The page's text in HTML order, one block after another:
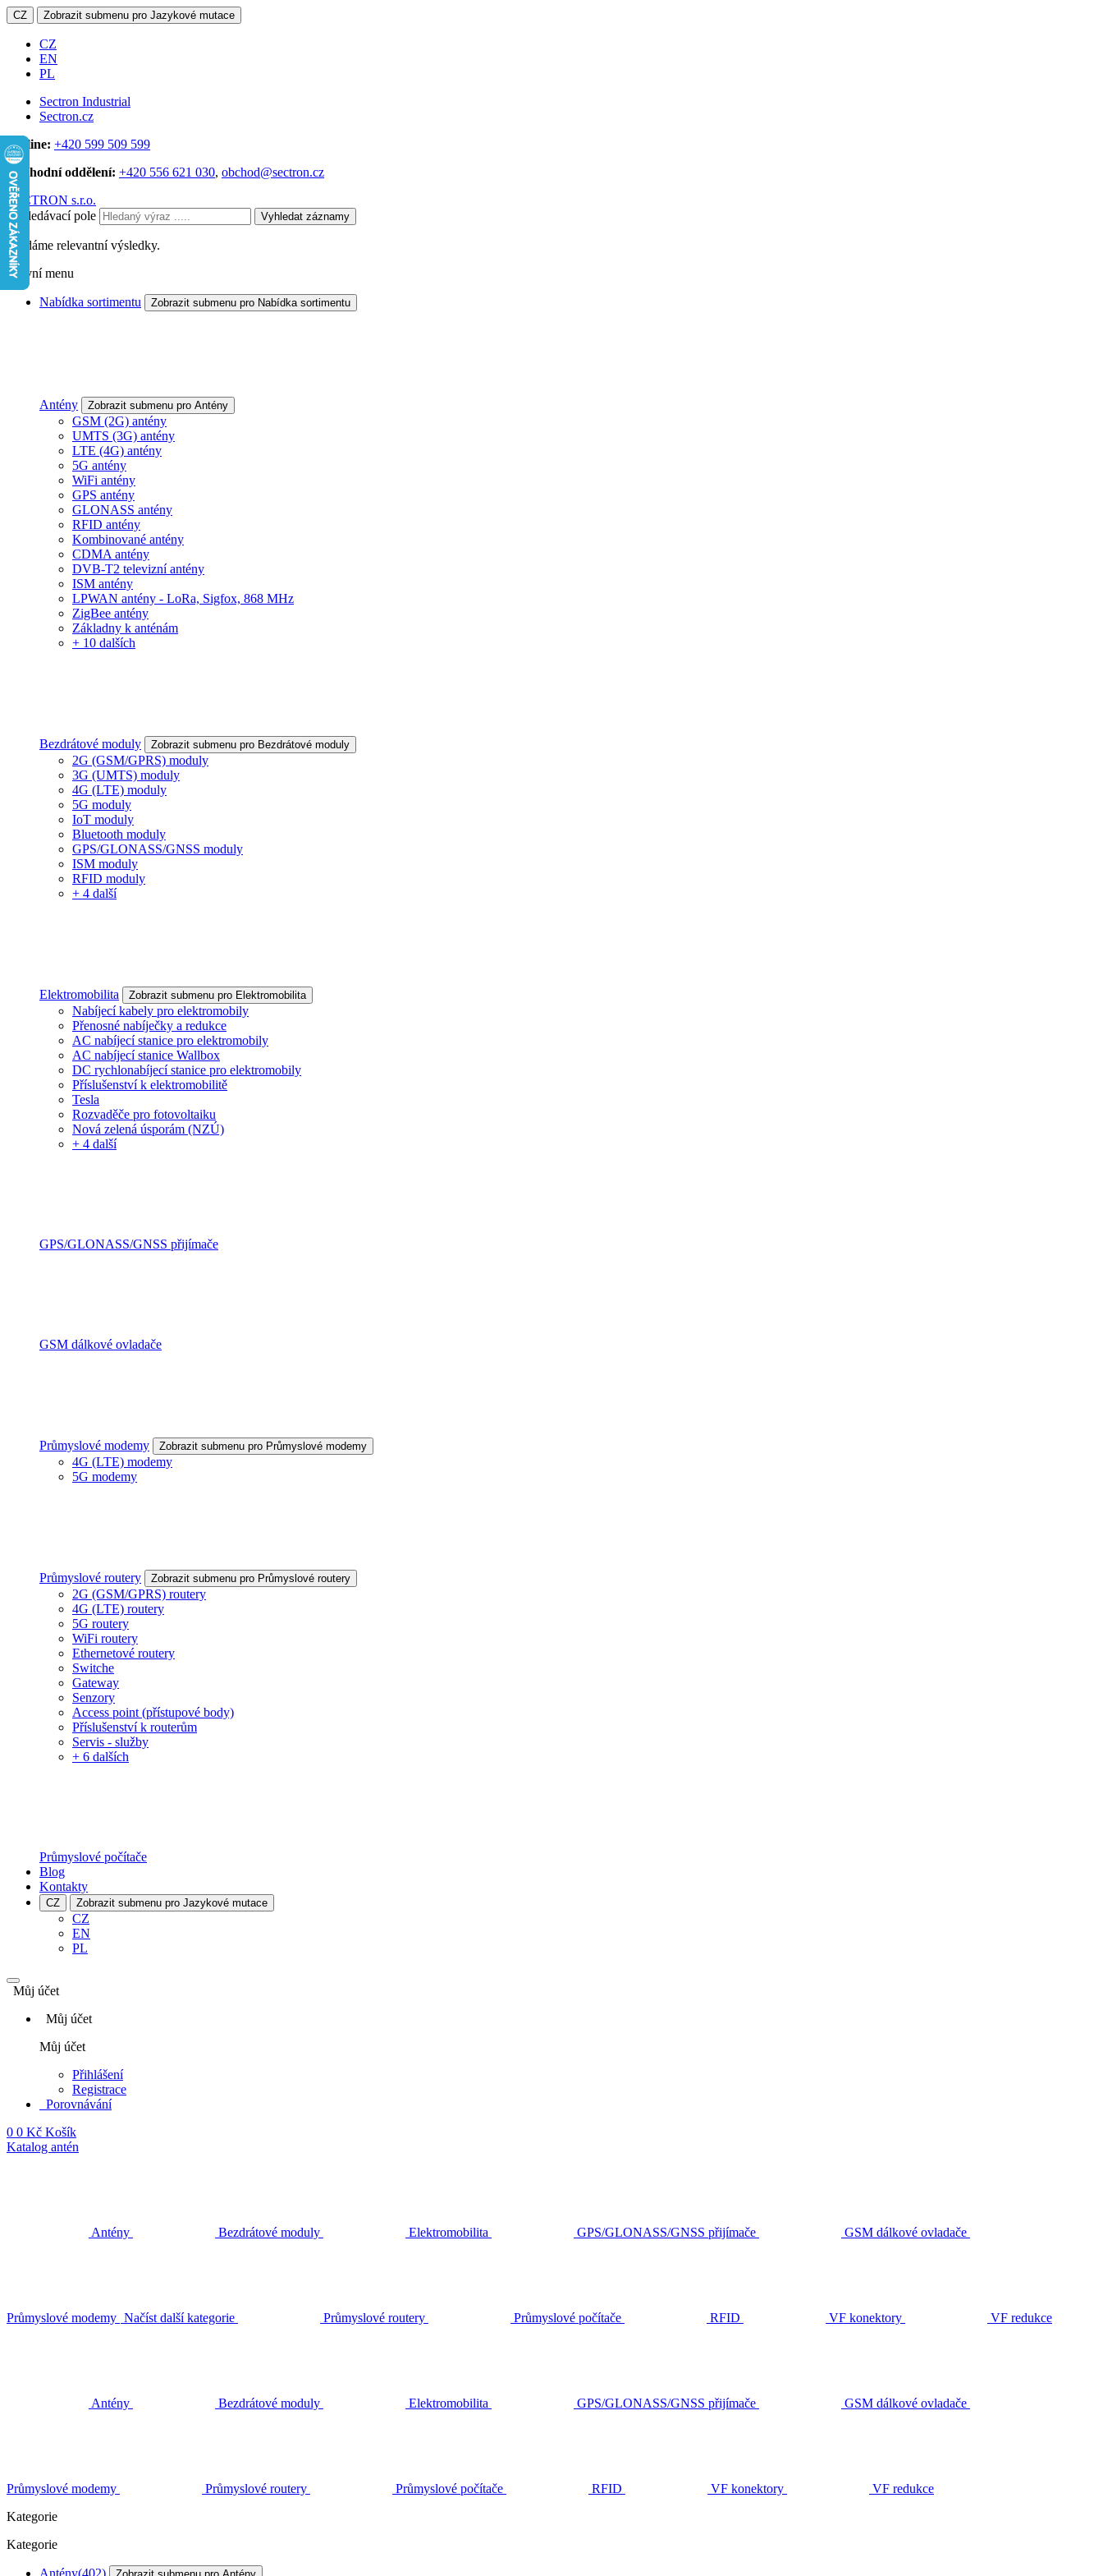
CZ Zobrazit submenu pro Jazykové mutace
CZ
EN
PL
Sectron Industrial
Sectron.cz
Hotline: +420 599 509 599
Obchodní oddělení: +420 556 621 030, obchod@sectron.cz
SECTRON s.r.o.
Vyhledávací pole
Vyhledat záznamy
Hledáme relevantní výsledky.
Hlavní menu
Nabídka sortimentu Zobrazit submenu pro Nabídka sortimentu
Antény Zobrazit submenu pro Antény
GSM (2G) antény
UMTS (3G) antény
LTE (4G) antény
5G antény
WiFi antény
GPS antény
GLONASS antény
RFID antény
Kombinované antény
CDMA antény
DVB-T2 televizní antény
ISM antény
LPWAN antény - LoRa, Sigfox, 868 MHz
ZigBee antény
Základny k anténám
+ 10 dalších
Bezdrátové moduly Zobrazit submenu pro Bezdrátové moduly
2G (GSM/GPRS) moduly
3G (UMTS) moduly
4G (LTE) moduly
5G moduly
IoT moduly
Bluetooth moduly
GPS/GLONASS/GNSS moduly
ISM moduly
RFID moduly
+ 4 další
Elektromobilita Zobrazit submenu pro Elektromobilita
Nabíjecí kabely pro elektromobily
Přenosné nabíječky a redukce
AC nabíjecí stanice pro elektromobily
AC nabíjecí stanice Wallbox
DC rychlonabíjecí stanice pro elektromobily
Příslušenství k elektromobilitě
Tesla
Rozvaděče pro fotovoltaiku
Nová zelená úsporám (NZÚ)
+ 4 další
GPS/GLONASS/GNSS přijímače
GSM dálkové ovladače
Průmyslové modemy Zobrazit submenu pro Průmyslové modemy
4G (LTE) modemy
5G modemy
Průmyslové routery Zobrazit submenu pro Průmyslové routery
2G (GSM/GPRS) routery
4G (LTE) routery
5G routery
WiFi routery
Ethernetové routery
Switche
Gateway
Senzory
Access point (přístupové body)
Příslušenství k routerům
Servis - služby
+ 6 dalších
Průmyslové počítače
Blog
Kontakty
CZ Zobrazit submenu pro Jazykové mutace
CZ
EN
PL
Můj účet
Můj účet
Můj účet
Přihlášení
Registrace
Porovnávání
0 0 Kč Košík
Katalog antén
Antény Bezdrátové moduly Elektromobilita GPS/GLONASS/GNSS přijímače GSM dálkové ovladače
Průmyslové modemy Načíst další kategorie Průmyslové routery Průmyslové počítače RFID VF konektory VF redukce
Antény Bezdrátové moduly Elektromobilita GPS/GLONASS/GNSS přijímače GSM dálkové ovladače
Průmyslové modemy Průmyslové routery Průmyslové počítače RFID VF konektory
VF redukce
Kategorie
Kategorie
Antény(402)